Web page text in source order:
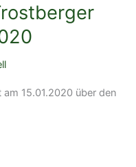
15.01.2020 über den